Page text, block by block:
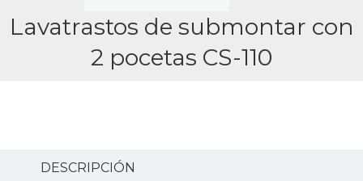
Lavatrastos de submontar con
2 pocetas CS-110
DESCRIPCIÓN